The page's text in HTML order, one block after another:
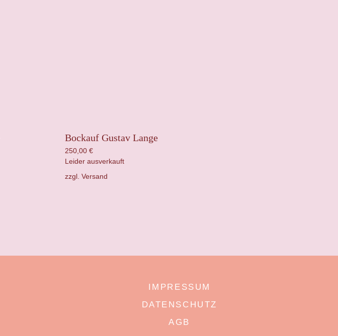
Bockauf Gustav Lange
250,00€
Leider ausverkauft
zzgl.Versand
IMPRESSUM
DATENSCHUTZ
AGB